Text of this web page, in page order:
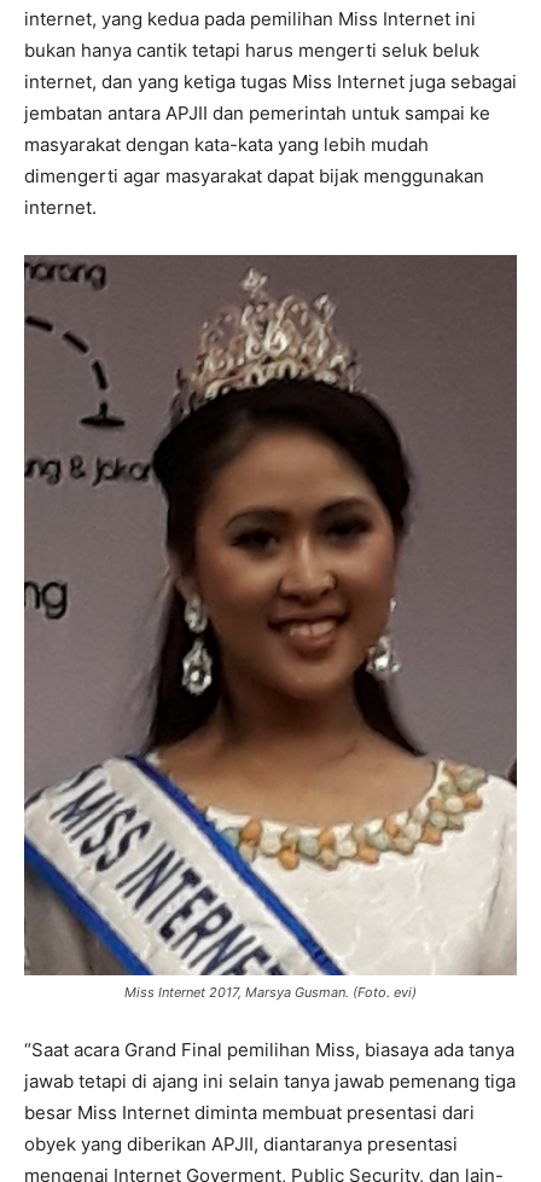
internet, yang kedua pada pemilihan Miss Internet ini
bukan hanya cantik tetapi harus mengerti seluk beluk
internet, dan yang ketiga tugas Miss Internet juga sebagai
jembatan antara APJII dan pemerintah untuk sampai ke
masyarakat dengan kata-kata yang lebih mudah
dimengerti agar masyarakat dapat bijak menggunakan
internet.
Miss Internet 2017, Marsya Gusman. (Foto. evi)
“Saat acara Grand Final pemilihan Miss, biasaya ada tanya
jawab tetapi di ajang ini selain tanya jawab pemenang tiga
besar Miss Internet diminta membuat presentasi dari
obyek yang diberikan APJII, diantaranya presentasi
mengenai Internet Goverment, Public Security, dan lain-